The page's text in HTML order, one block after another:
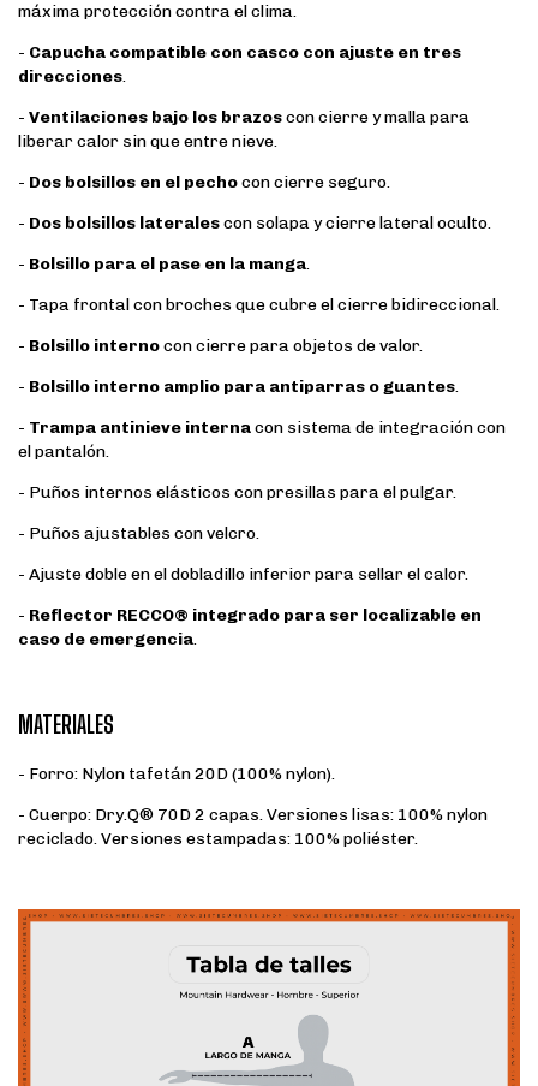
máxima protección contra el clima.
- Capucha compatible con casco con ajuste en tres
direcciones.
- Ventilaciones bajo los brazoscon cierre y malla para
liberar calor sin que entre nieve.
- Dos bolsillos en el pechocon cierre seguro.
- Dos bolsillos lateralescon solapa y cierre lateral oculto.
- Bolsillo para el pase en la manga.
- Tapa frontal con broches que cubre el cierre bidireccional.
- Bolsillo internocon cierre para objetos de valor.
- Bolsillo interno amplio para antiparras o guantes.
- Trampa antinieve internacon sistema de integración con
el pantalón.
- Puños internos elásticos con presillas para el pulgar.
- Puños ajustables con velcro.
- Ajuste doble en el dobladillo inferior para sellar el calor.
- Reflector RECCO® integrado para ser localizable en
caso de emergencia.
MATERIALES
- Forro: Nylon tafetán 20D (100% nylon).
- Cuerpo: Dry.Q® 70D 2 capas. Versiones lisas: 100% nylon
reciclado. Versiones estampadas: 100% poliéster.